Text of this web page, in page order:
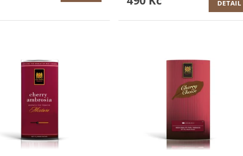
DETAIL